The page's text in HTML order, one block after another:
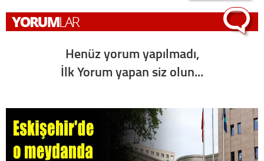
Henüz yorum yapılmadı,
İlk Yorum yapan siz olun...